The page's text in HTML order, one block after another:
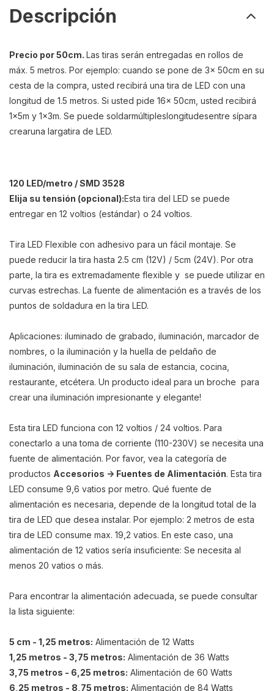
Descripción
Precio por 50cm. Las tiras serán entregadas en rollos de
máx. 5 metros. Por ejemplo: cuando se pone de 3x 50cm en su
cesta de la compra, usted recibirá una tira de LED con una
longitud de 1.5 metros. Si usted pide 16x 50cm, usted recibirá
1x5m y 1x3m. Se puede soldarmúltipleslongitudesentre sípara
crearuna largatira de LED.
120 LED/metro / SMD 3528
Elija su tensión (opcional):Esta tira del LED se puede
entregar en 12 voltios (estándar) o 24 voltios.
Tira LED Flexible con adhesivo para un fácil montaje. Se
puede reducir la tira hasta 2.5 cm (12V) / 5cm (24V). Por otra
parte, la tira es extremadamente flexible y se puede utilizar en
curvas estrechas. La fuente de alimentación es a través de los
puntos de soldadura en la tira LED.
Aplicaciones: iluminado de grabado, iluminación, marcador de
nombres, o la iluminación y la huella de peldaño de
iluminación, iluminación de su sala de estancia, cocina,
restaurante, etcétera. Un producto ideal para un broche para
crear una iluminación impresionante y elegante!
Esta tira LED funciona con 12 voltios / 24 voltios. Para
conectarlo a una toma de corriente (110-230V) se necesita una
fuente de alimentación. Por favor, vea la categoría de
productos Accesorios -> Fuentes de Alimentación. Esta tira
LED consume 9,6 vatios por metro. Qué fuente de
alimentación es necesaria, depende de la longitud total de la
tira de LED que desea instalar. Por ejemplo: 2 metros de esta
tira de LED consume max. 19,2 vatios. En este caso, una
alimentación de 12 vatios sería insuficiente: Se necesita al
menos 20 vatios o más.
Para encontrar la alimentación adecuada, se puede consultar
la lista siguiente:
5 cm - 1,25 metros: Alimentación de 12 Watts
1,25 metros - 3,75 metros: Alimentación de 36 Watts
3,75 metros - 6,25 metros: Alimentación de 60 Watts
6,25 metros - 8,75 metros: Alimentación de 84 Watts